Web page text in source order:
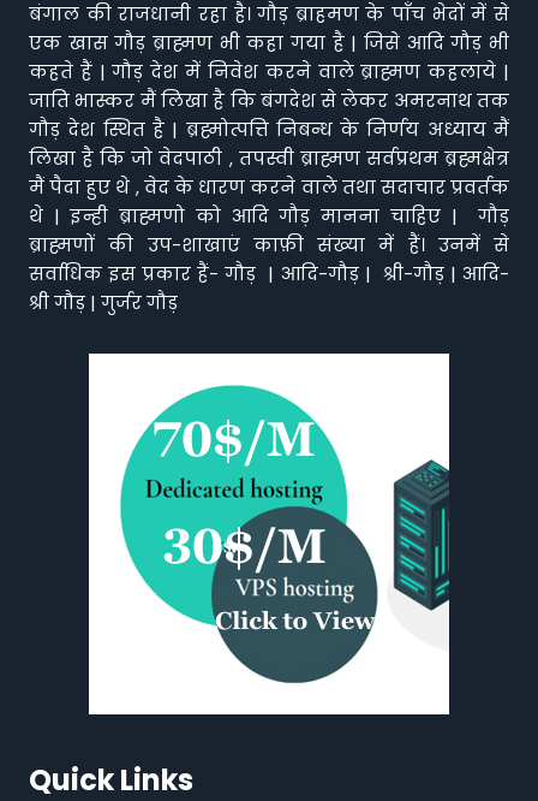
बंगाल की राजधानी रहा है। गौड़ ब्राहमण के पाँच भेदों में से
एक खास गौड़ ब्राह्मण भी कहा गया है | जिसे आदि गौड़ भी
कहते हैं | गौड़ देश में निवेश करने वाले ब्राह्मण कहलाये |
जाति भास्कर मैं लिखा है कि बंगदेश से लेकर अमरनाथ तक
गौड़ देश स्थित है | ब्रह्मोत्पत्ति निबन्ध के निर्णय अध्याय मैं
लिखा है कि जो वेदपाठी , तपस्वी ब्राह्मण सर्वप्रथम ब्रह्मक्षेत्र
मैं पैदा हुए थे , वेद के धारण करने वाले तथा सदाचार प्रवर्तक
थे | इन्ही ब्राह्मणो को आदि गौड़ मानना चाहिए | गौड़
ब्राह्मणों की उप-शाखाएं काफ़ी संख्या में हैं। उनमें से
सर्वाधिक इस प्रकार हैं- गौड़ | आदि-गौड़ | श्री-गौड़ | आदि-
श्री गौड़ | गुर्जर गौड़
Quick Links